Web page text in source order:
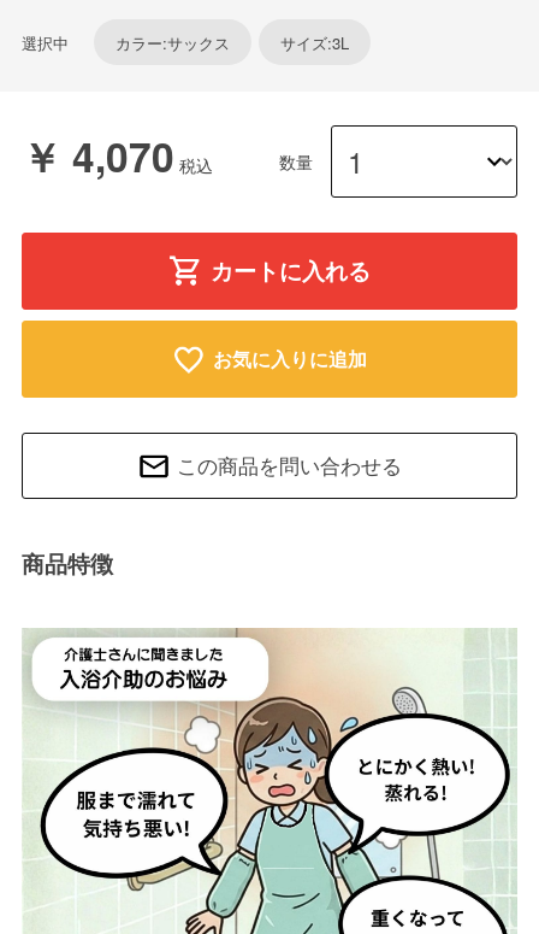
選択中 カラー:サックス サイズ:3L
￥ 4,070 数量
カートに入れる
お気に入りに追加
この商品を問い合わせる
商品特徴